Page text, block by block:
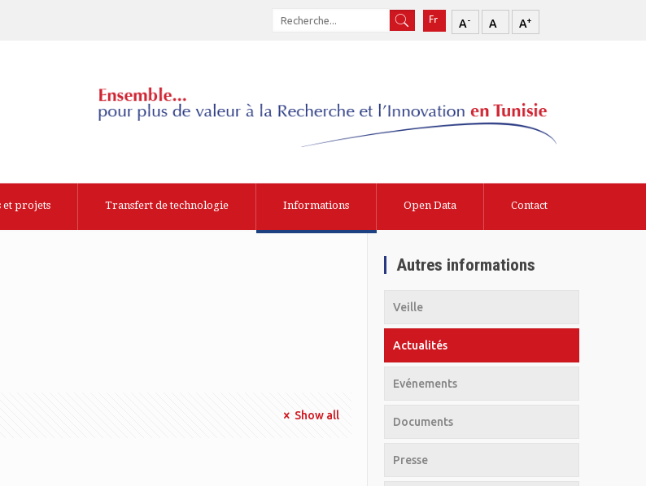
A- A A+
et projets Transfert de technologie Informations Open Data Contact
Show all
Autres informations
Veille
Actualités
Evénements
Documents
Presse